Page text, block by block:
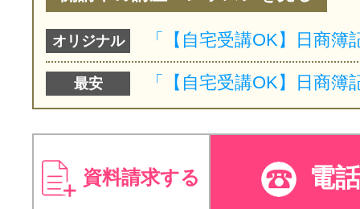
オリジナル
最安
資料請求する 電